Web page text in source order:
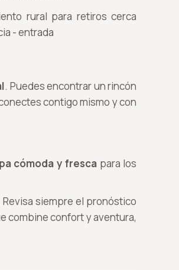
. Puedes encontrar un rincón
contigo mismo y con
cómoda y fresca para los
siempre el pronóstico
combine confort y aventura,